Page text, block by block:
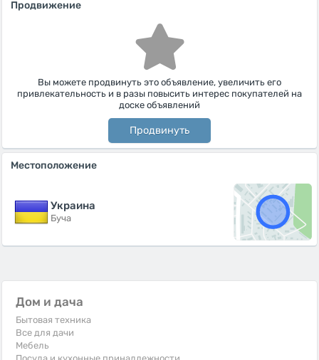
Продвижение
Вы можете продвинуть это объявление, увеличить его
привлекательность и в разы повысить интерес покупателей на
доске объявлений
Продвинуть
Местоположение
Украина
Буча
Дом и дача
Бытовая техника
Все для дачи
Мебель